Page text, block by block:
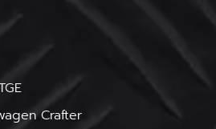
Crafter